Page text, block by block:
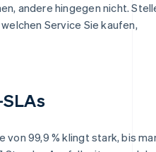
andere hingegen nicht.
Service Sie kaufen,
von 99,9 % klingt stark, bis